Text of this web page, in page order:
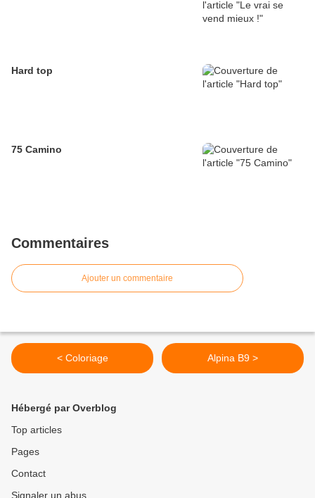
Hard top
75 Camino
Commentaires
Ajouter un commentaire
< Coloriage Alpina B9 >
Hébergé par Overblog
Top articles
Pages
Contact
Signaler un abus